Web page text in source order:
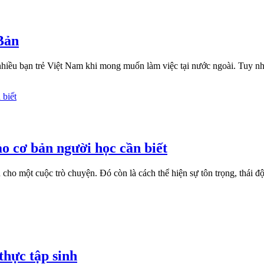
bạn trẻ Việt Nam khi mong muốn làm việc tại nước ngoài. Tuy
cơ bản người học cần biết
một cuộc trò chuyện. Đó còn là cách thể hiện sự tôn trọng,
tập sinh